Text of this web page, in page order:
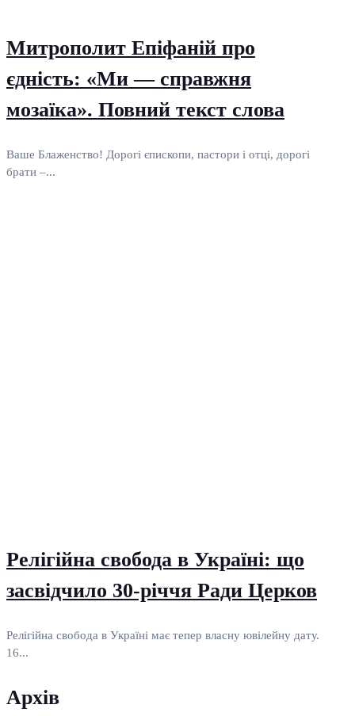
Митрополит Епіфаній про
єдність: «Ми — справжня
мозаїка». Повний текст слова
Ваше Блаженство! Дорогі єпископи, пастори і отці, дорогі
брати –...
Релігійна свобода в Україні: що
засвідчило 30-річчя Ради Церков
Релігійна свобода в Україні має тепер власну ювілейну дату.
16...
Архів